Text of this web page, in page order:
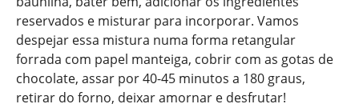
reservados e misturar para incorporar. Vamos
despejar essa mistura numa forma retangular
forrada com papel manteiga, cobrir com as gotas de
chocolate, assar por 40-45 minutos a 180 graus,
retirar do forno, deixar amornar e desfrutar!